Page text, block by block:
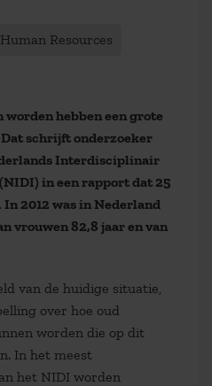
Resources
hebben een grote
schrijft onderzoeker
Interdisciplinair
in een rapport dat 25
2012 was in Nederland
vrouwen 82,8 jaar en van
van de huidige situatie,
over hoe oud
worden die op dit
In het meest
het NIDI worden